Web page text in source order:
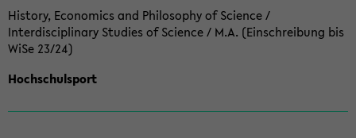
History, Economics and Philosophy of Science /
Interdisciplinary Studies of Science / M.A. (Einschreibung bis
WiSe 23/24)
Hochschulsport